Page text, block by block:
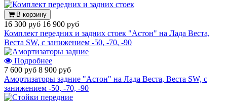
В корзину
16 300 руб 16 900 руб
Комплект передних и задних стоек "Астон" на Лада Веста,
Веста SW, с занижением -50, -70, -90
Подробнее
7 600 руб 8 900 руб
Амортизаторы задние "Астон" на Лада Веста, Веста SW, с
занижением -50, -70, -90